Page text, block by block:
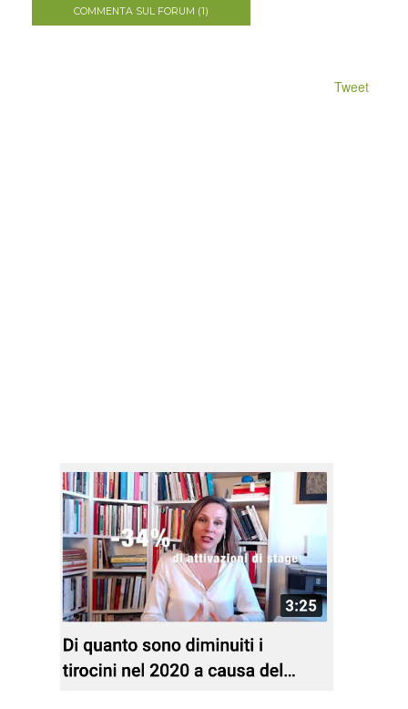
COMMENTA SUL FORUM (1)
Tweet